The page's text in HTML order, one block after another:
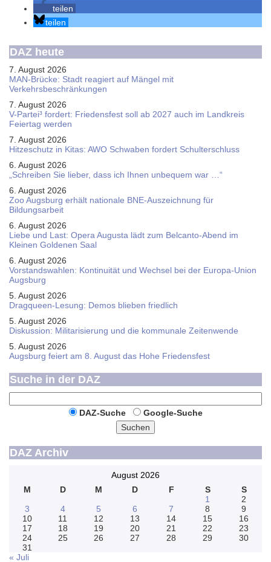
teilen
teilen
DAZ heute
7. August 2026
MAN-Brücke: Stadt reagiert auf Mängel mit
Verkehrsbeschränkungen
7. August 2026
V-Partei­³ fordert: Friedens­fest soll ab 2027 auch im Land­kreis
Feier­tag werden
7. August 2026
Hitzeschutz in Kitas: AWO Schwaben fordert Schulterschluss
6. August 2026
„Schreiben Sie lieber, dass ich Ihnen unbequem war …“
6. August 2026
Zoo Augsburg erhält nationale BNE-Auszeichnung für
Bildungsarbeit
6. August 2026
Liebe und Last: Opera Augusta lädt zum Belcanto-Abend im
Kleinen Goldenen Saal
6. August 2026
Vorstandswahlen: Kontinuität und Wechsel bei der Europa-Union
Augsburg
5. August 2026
Dragqueen-Lesung: Demos blieben friedlich
5. August 2026
Diskussion: Mi­li­ta­ri­sie­rung und die kommunale Zeitenwende
5. August 2026
Augsburg feiert am 8. August das Hohe Friedensfest
Suche in der DAZ
DAZ-Suche
Google-Suche
Suchen
DAZ Archiv
August 2026
M
D M D F S
S
1
2
3
4 5 6 7 8
9
10
11 12 13 14 15
16
17
18 19 20 21 22
23
24
25 26 27 28 29
30
31
« Juli